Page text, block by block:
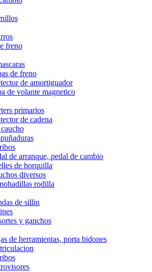
freno
de freno
de amortiguador
de volante magnetico
primarios
de cadena
de arranque, pedal de cambio
de horquilla
diversos
rodilla
de sillin
y ganchos
de herramientas, porta bidones